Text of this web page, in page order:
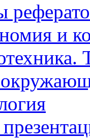
и